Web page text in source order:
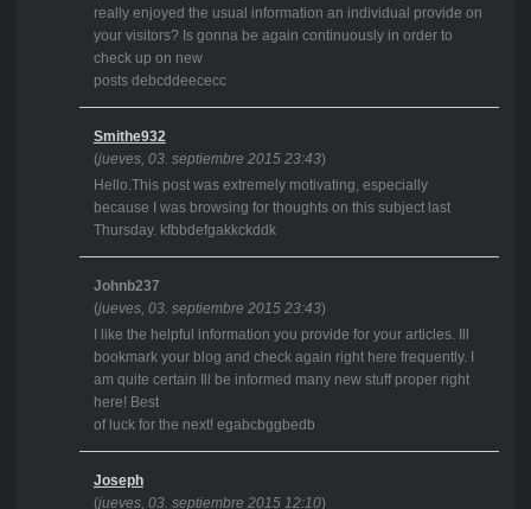
really enjoyed the usual information an individual provide on
your visitors? Is gonna be again continuously in order to
check up on new
posts debcddeececc
Smithe932
(jueves, 03. septiembre 2015 23:43)
Hello.This post was extremely motivating, especially
because I was browsing for thoughts on this subject last
Thursday. kfbbdefgakkckddk
Johnb237
(jueves, 03. septiembre 2015 23:43)
I like the helpful information you provide for your articles. Ill
bookmark your blog and check again right here frequently. I
am quite certain Ill be informed many new stuff proper right
here! Best
of luck for the next! egabcbggbedb
Joseph
(jueves, 03. septiembre 2015 12:10)